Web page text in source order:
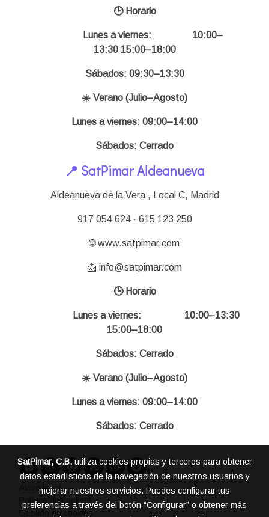
🕒 Horario
Lunes a viernes:
10:00–
13:30 15:00–18:00
Sábados: 09:30–13:30
☀️ Verano (Julio–Agosto)
Lunes a viernes: 09:00–14:00
Sábados: Cerrado
📍 SatPimar Aldeanueva
Aldeanueva de la Vera , Local C, Madrid
917 054 624 · 615 123 250
🌐 www.satpimar.com
📩 info@satpimar.com
🕒 Horario
Lunes a viernes: 10:00–13:30
15:00–18:00
Sábados: Cerrado
☀️ Verano (Julio–Agosto)
Lunes a viernes: 09:00–14:00
Sábados: Cerrado
Aviso legal
Política de cookies
Gestión de cookies
SatPimar, C.B.utiliza cookies propias y terceros para obtener
datos estadísticos de la navegación de nuestros usuarios y
mejorar nuestros servicios. Puedes configurar tus
preferencias a través del botón “Configurar” o obtener más